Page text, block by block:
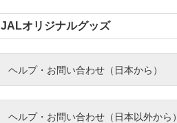
JALオリジナルグッズ
ヘルプ・お問い合わせ（日本から）
ヘルプ・お問い合わせ（日本以外から）